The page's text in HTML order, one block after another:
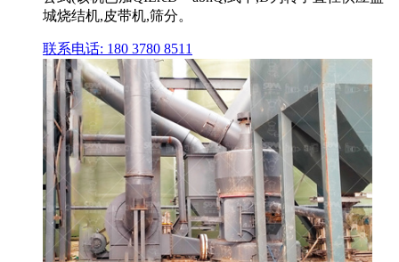
城烧结机,皮带机,筛分。
联系电话: 180 3780 8511